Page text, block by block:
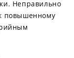
Неправильно
повышенному